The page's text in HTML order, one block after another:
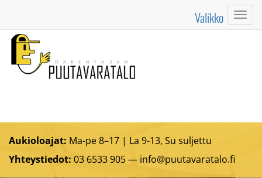
Valikko
Aukioloajat: Ma-pe 8–17 | La 9-13, Su suljettu
Yhteystiedot: 03 6533 905 — info@puutavaratalo.fi